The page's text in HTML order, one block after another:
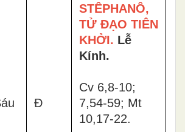
Đ
STÊPHANÔ,
TỬ ĐẠO TIÊN
KHỞI. Lễ
Kính.
Cv 6,8-10;
7,54-59; Mt
10,17-22.